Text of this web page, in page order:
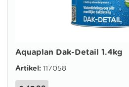
Aquaplan Dak-Detail 1.4kg
Artikel: 117058